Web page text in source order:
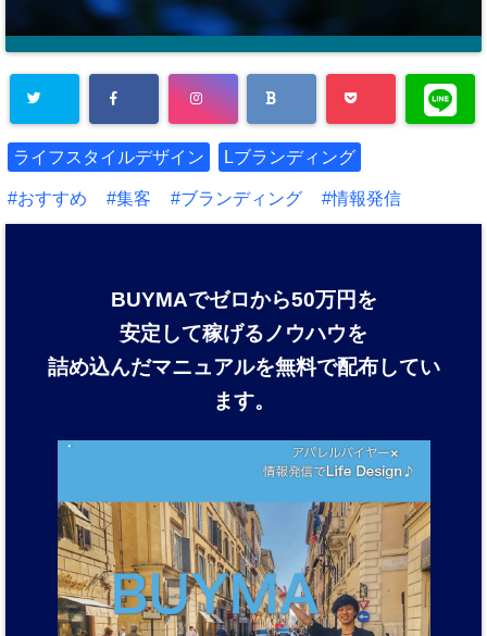
ライフスタイルデザイン Lブランディング
おすすめ 集客 ブランディング 情報発信
BUYMAでゼロから50万円を
安定して稼げるノウハウを
詰め込んだマニュアルを無料で配布してい
ます。